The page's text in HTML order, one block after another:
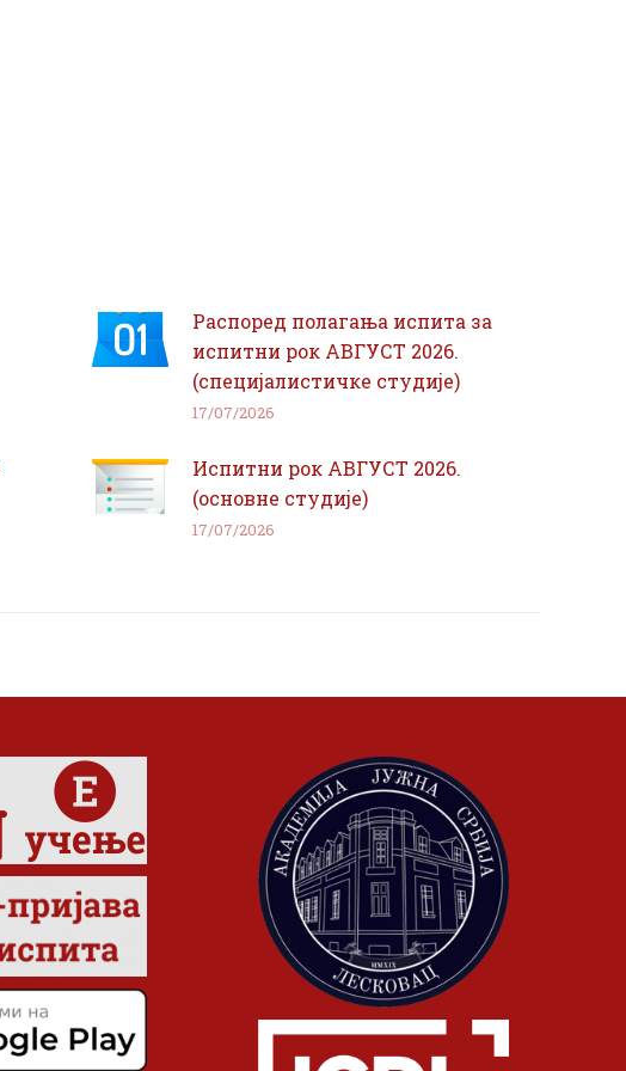
Распоред полагања испита за
испитни рок АВГУСТ 2026.
(специјалистичке студије)
17/07/2026
Испитни рок АВГУСТ 2026.
(основне студије)
17/07/2026